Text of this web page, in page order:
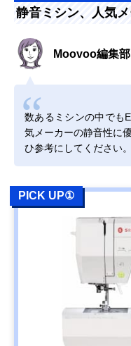
静音ミシン、人気
Moovoo編集部
数あるミシンの中でも
気メーカーの静音性に
ひ参考にしてください。
PICK UP①